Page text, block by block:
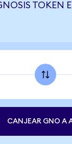
TOKEN
CANJEAR GNO A